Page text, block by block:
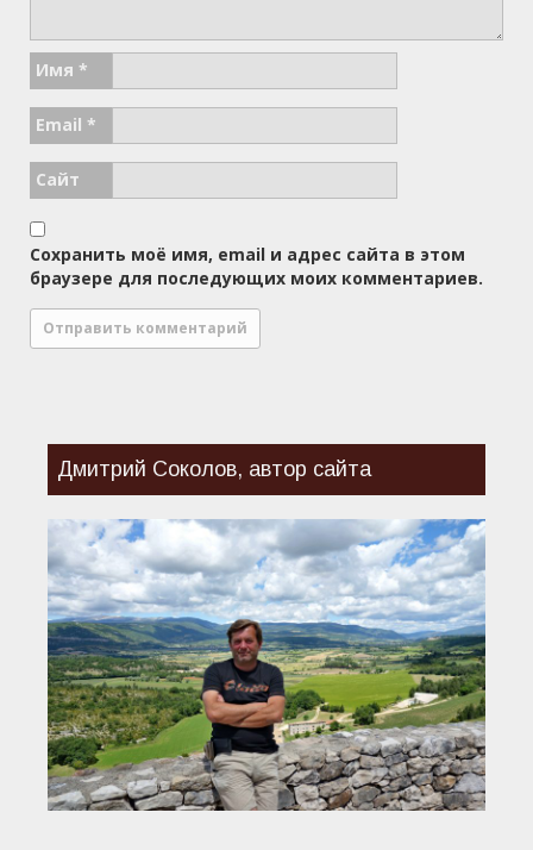
Имя *
Email *
Сайт
Сохранить моё имя, email и адрес сайта в этом
браузере для последующих моих комментариев.
Дмитрий Соколов, автор сайта